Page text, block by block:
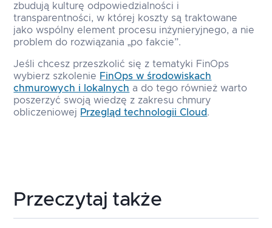
zbudują kulturę odpowiedzialności i
transparentności, w której koszty są traktowane
jako wspólny element procesu inżynieryjnego, a nie
problem do rozwiązania „po fakcie”.
Jeśli chcesz przeszkolić się z tematyki FinOps
wybierz szkolenie FinOps w środowiskach
chmurowych i lokalnych a do tego również warto
poszerzyć swoją wiedzę z zakresu chmury
obliczeniowej Przegląd technologii Cloud.
Przeczytaj także